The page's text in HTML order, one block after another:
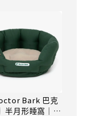
Bark 巴克
半月形睡窩｜森